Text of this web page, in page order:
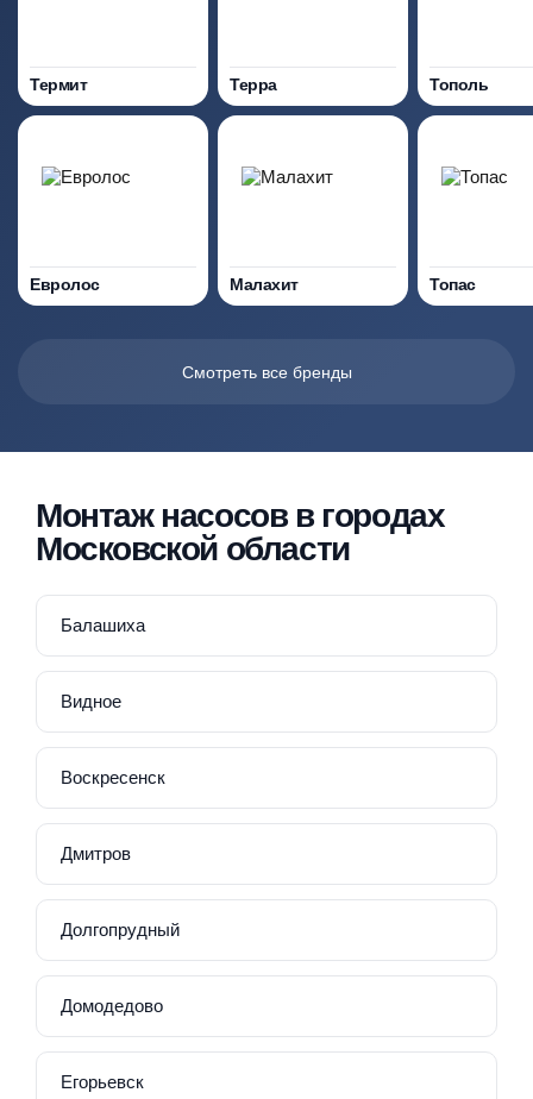
Термит Терра Тополь
Евролос Малахит Топас
Смотреть все бренды
Монтаж насосов в городах
Московской области
Балашиха
Видное
Воскресенск
Дмитров
Долгопрудный
Домодедово
Егорьевск